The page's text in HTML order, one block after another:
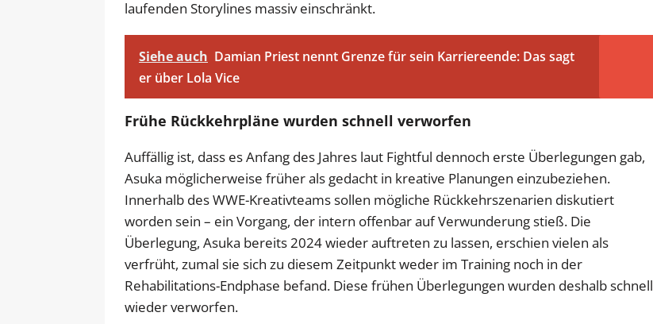
laufenden Storylines massiv einschränkt.
Siehe auch Damian Priest nennt Grenze für sein Karriereende: Das sagt
er über Lola Vice
Frühe Rückkehrpläne wurden schnell verworfen
Auffällig ist, dass es Anfang des Jahres laut Fightful dennoch erste Überlegungen gab,
Asuka möglicherweise früher als gedacht in kreative Planungen einzubeziehen.
Innerhalb des WWE-Kreativteams sollen mögliche Rückkehrszenarien diskutiert
worden sein – ein Vorgang, der intern offenbar auf Verwunderung stieß. Die
Überlegung, Asuka bereits 2024 wieder auftreten zu lassen, erschien vielen als
verfrüht, zumal sie sich zu diesem Zeitpunkt weder im Training noch in der
Rehabilitations-Endphase befand. Diese frühen Überlegungen wurden deshalb schnell
wieder verworfen.